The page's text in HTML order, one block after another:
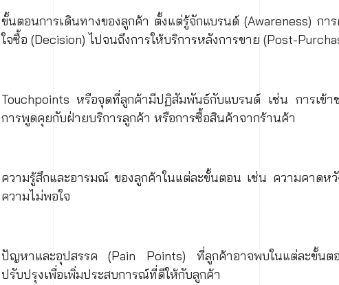
ขั้นตอนการเดินทางของลูกค้า ตั้งแต่รู้จักแบรนด์ (Awareness) กา
ใจซื้อ (Decision) ไปจนถึงการให้บริการหลังการขาย (Post-
Touchpoints หรือจุดที่ลูกค้ามีปฏิสัมพันธ์กับแบรนด์ เช่น การเข้า
การพูดคุยกับฝ่ายบริการลูกค้า หรือการซื้อสินค้าจากร้านค้า
ความรู้สึกและอารมณ์ ของลูกค้าในแต่ละขั้นตอน เช่น ความคาดห
ความไม่พอใจ
ปัญหาและอุปสรรค (Pain Points) ที่ลูกค้าอาจพบในแต่ละขั้นต
ปรับปรุงเพื่อเพิ่มประสบการณ์ที่ดีให้กับลูกค้า